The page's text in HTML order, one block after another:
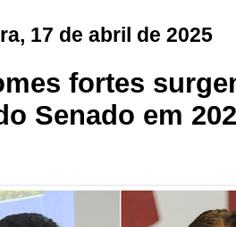
17 de abril de 2025
fortes
Senado em